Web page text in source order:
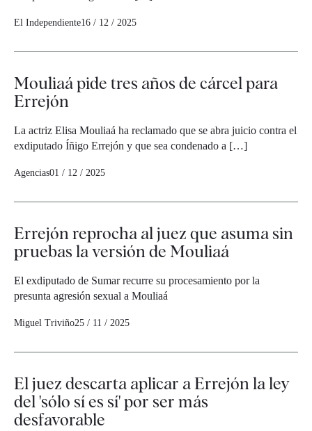
El Independiente16 / 12 / 2025
Mouliaá pide tres años de cárcel para
Errejón
La actriz Elisa Mouliaá ha reclamado que se abra juicio contra el
exdiputado Íñigo Errejón y que sea condenado a […]
Agencias01 / 12 / 2025
Errejón reprocha al juez que asuma sin
pruebas la versión de Mouliaá
El exdiputado de Sumar recurre su procesamiento por la
presunta agresión sexual a Mouliaá
Miguel Triviño25 / 11 / 2025
El juez descarta aplicar a Errejón la ley
del 'sólo sí es sí' por ser más
desfavorable